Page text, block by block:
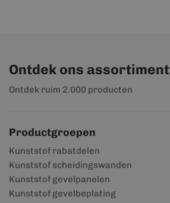
Ontdek ons assortiment
Ontdek ruim 2.000 producten
Productgroepen
Kunststof rabatdelen
Kunststof scheidingswanden
Kunststof gevelpanelen
Kunststof gevelbeplating